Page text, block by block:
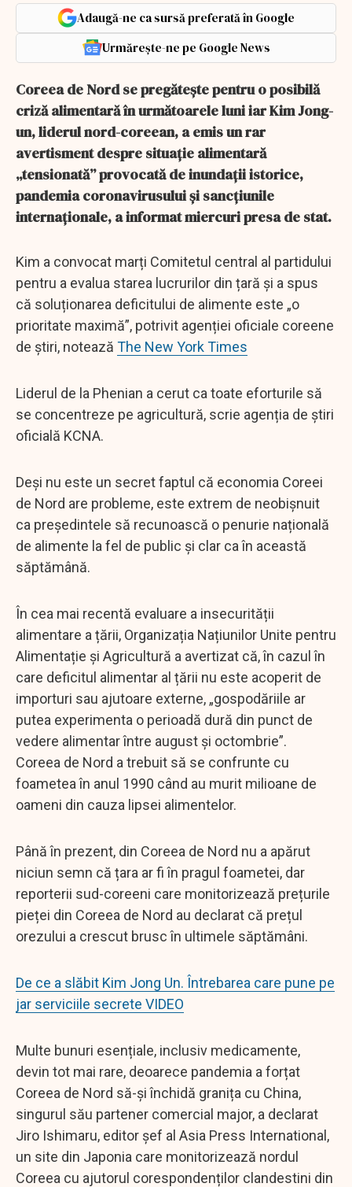
Adaugă-ne ca sursă preferată în Google
Urmărește-ne pe Google News
Coreea de Nord se pregătește pentru o posibilă
criză alimentară în următoarele luni iar Kim Jong-
un, liderul nord-coreean, a emis un rar
avertisment despre situație alimentară
„tensionată” provocată de inundații istorice,
pandemia coronavirusului și sancțiunile
internaționale, a informat miercuri presa de stat.
Kim a convocat marți Comitetul central al partidului
pentru a evalua starea lucrurilor din țară și a spus
că soluționarea deficitului de alimente este „o
prioritate maximă”, potrivit agenției oficiale coreene
de știri, notează The New York Times
Liderul de la Phenian a cerut ca toate eforturile să
se concentreze pe agricultură, scrie agenția de știri
oficială KCNA.
Deși nu este un secret faptul că economia Coreei
de Nord are probleme, este extrem de neobișnuit
ca președintele să recunoască o penurie națională
de alimente la fel de public și clar ca în această
săptămână.
În cea mai recentă evaluare a insecurității
alimentare a țării, Organizația Națiunilor Unite pentru
Alimentație și Agricultură a avertizat că, în cazul în
care deficitul alimentar al țării nu este acoperit de
importuri sau ajutoare externe, „gospodăriile ar
putea experimenta o perioadă dură din punct de
vedere alimentar între august și octombrie”.
Coreea de Nord a trebuit să se confrunte cu
foametea în anul 1990 când au murit milioane de
oameni din cauza lipsei alimentelor.
Până în prezent, din Coreea de Nord nu a apărut
niciun semn că țara ar fi în pragul foametei, dar
reporterii sud-coreeni care monitorizează prețurile
pieței din Coreea de Nord au declarat că prețul
orezului a crescut brusc în ultimele săptămâni.
De ce a slăbit Kim Jong Un. Întrebarea care pune pe
jar serviciile secrete VIDEO
Multe bunuri esențiale, inclusiv medicamente,
devin tot mai rare, deoarece pandemia a forțat
Coreea de Nord să-și închidă granița cu China,
singurul său partener comercial major, a declarat
Jiro Ishimaru, editor șef al Asia Press International,
un site din Japonia care monitorizează nordul
Coreea cu ajutorul corespondenților clandestini din